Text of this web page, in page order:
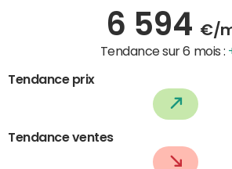
6 594 €/
Tendance sur 6 mois :
Tendance prix
Tendance ventes